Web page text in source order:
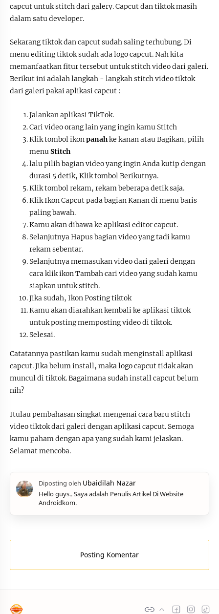
capcut untuk stitch dari galery. Capcut dan tiktok masih
dalam satu developer.
Sekarang tiktok dan capcut sudah saling terhubung. Di
menu editing tiktok sudah ada logo capcut. Nah kita
memanfaatkan fitur tersebut untuk stitch video dari galeri.
Berikut ini adalah langkah - langkah stitch video tiktok
dari galeri pakai aplikasi capcut :
Jalankan aplikasi TikTok.
Cari video orang lain yang ingin kamu Stitch
Klik tombol ikonpanahke kanan atau Bagikan, pilih
menuStitch
lalu pilih bagian video yang ingin Anda kutip dengan
durasi 5 detik, Klik tombol Berikutnya.
Klik tombol rekam, rekam beberapa detik saja.
Klik Ikon Capcut pada bagian Kanan di menu baris
paling bawah.
Kamu akan dibawa ke aplikasi editor capcut.
Selanjutnya Hapus bagian video yang tadi kamu
rekam sebentar.
Selanjutnya memasukan video dari galeri dengan
cara klik ikon Tambah cari video yang sudah kamu
siapkan untuk stitch.
Jika sudah, Ikon Posting tiktok
Kamu akan diarahkan kembali ke aplikasi tiktok
untuk posting memposting video di tiktok.
Selesai.
Catatannya pastikan kamu sudah menginstall aplikasi
capcut. Jika belum install, maka logo capcut tidak akan
muncul di tiktok. Bagaimana sudah install capcut belum
nih?
Itulau pembahasan singkat mengenai cara baru stitch
video tiktok dari galeri dengan aplikasi capcut. Semoga
kamu paham dengan apa yang sudah kami jelaskan.
Selamat mencoba.
Hello guys.. Saya adalah Penulis Artikel Di Website
Androidkom.
Posting Komentar